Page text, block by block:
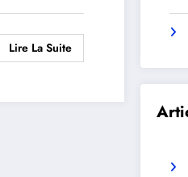
Lire La Suite